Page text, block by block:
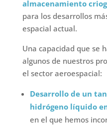
almacenamiento
para los desarrollos
espacial actual.
Una capacidad que se
algunos de nuestros
el sector aeroespacial:
Desarrollo de un
hidrógeno líquido
en el que hemos